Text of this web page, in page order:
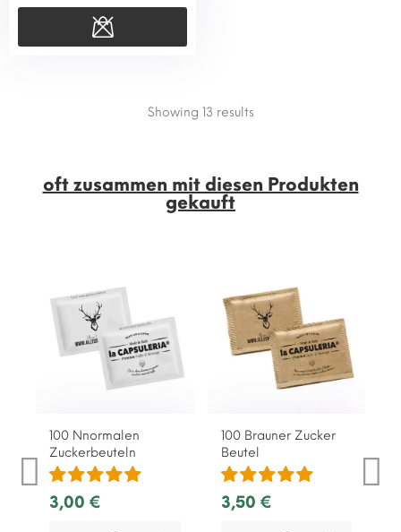
Showing 13 results
oft zusammen mit diesen Produkten
gekauft
100 Nnormalen
Zuckerbeuteln
3,00 €
100 Brauner Zucker
Beutel
3,50 €